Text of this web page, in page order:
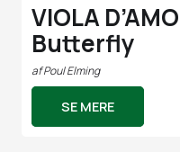
VIOLA
Butterfly
afPoul Elming
SE MERE